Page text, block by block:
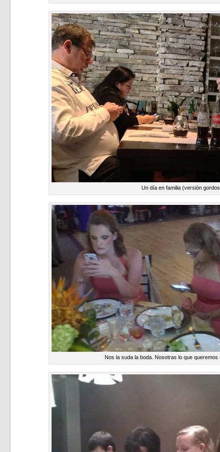
Un día en familia (versión
Nos la suda la boda. Nosotras lo que queremos